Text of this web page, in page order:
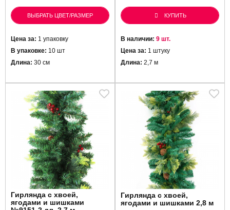
ВЫБРАТЬ ЦВЕТ/РАЗМЕР
Цена за: 1 упаковку
В упаковке: 10 шт
Длина: 30 см
КУПИТЬ
В наличии: 9 шт.
Цена за: 1 штуку
Длина: 2,7 м
Гирлянда с хвоей,
ягодами и шишками
Гирлянда с хвоей,
ягодами и шишками 2,8 м